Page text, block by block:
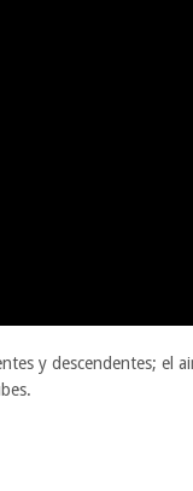
y descendentes; el